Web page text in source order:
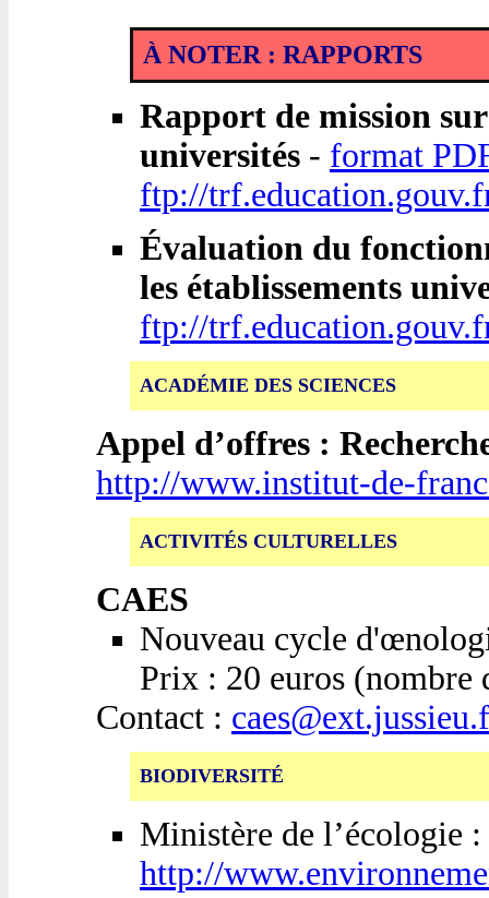
À NOTER : RAPPORTS
Rapport de mission
universités - format
ftp://
Évaluation du
les établissements
ftp://
ACADÉMIE DES SCIENCES
Appel d’offres :
http://www.institut-de-
ACTIVITÉS CULTURELLES
CAES
Nouveau cycle
Prix : 20 euros (nombre
Contact :
BIODIVERSITÉ
Ministère de l’écologie :
http://